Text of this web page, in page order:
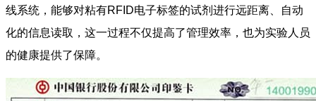
线系统，能够对粘有RFID电子标签的试剂进行远距离、自动
化的信息读取，这一过程不仅提高了管理效率，也为实验人员
的健康提供了保障。